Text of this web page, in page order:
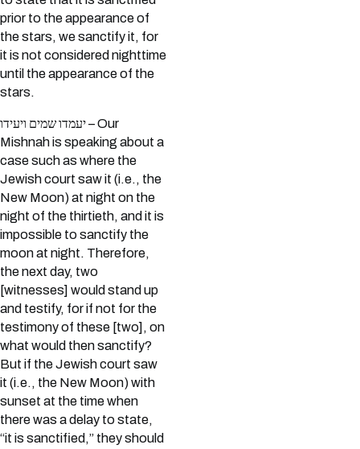
prior to the appearance of
the stars, we sanctify it, for
it is not considered nighttime
until the appearance of the
stars.
יעמדו שמים ויעידו – Our
Mishnah is speaking about a
case such as where the
Jewish court saw it (i.e., the
New Moon) at night on the
night of the thirtieth, and it is
impossible to sanctify the
moon at night. Therefore,
the next day, two
[witnesses] would stand up
and testify, for if not for the
testimony of these [two], on
what would then sanctify?
But if the Jewish court saw
it (i.e., the New Moon) with
sunset at the time when
there was a delay to state,
“it is sanctified,” they should